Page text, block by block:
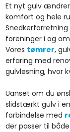
Et nyt gulv
komfort og hele
foreninger i og
Vores tømrer,
erfaring med
gulvløsning, hvor
Uanset om du
slidstærkt gulv i
forbindelse med
der passer til